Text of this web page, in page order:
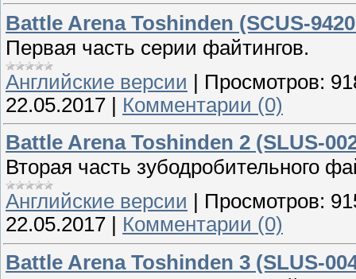
Battle Arena Toshinden (SCUS-
Первая часть серии файтингов.
Английские версии | Просмотров:
22.05.2017 | Комментарии (0)
Battle Arena Toshinden 2 (SLUS-
Вторая часть зубодробительного
Английские версии
Просмотров:
22.05.2017
Комментарии (0)
Battle Arena Toshinden 3 (SLUS-